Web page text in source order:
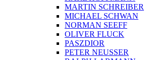
MARTIN SCHREIBER
MICHAEL SCHWAN
NORMAN SEEFF
OLIVER FLUCK
PASZDIOR
PETER NEUSSER